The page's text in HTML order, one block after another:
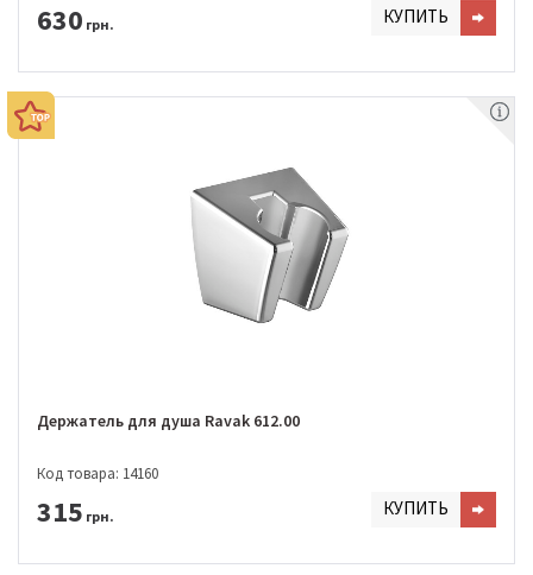
630 грн. КУПИТЬ
Держатель для душа Ravak 612.00
Код товара: 14160
315 грн. КУПИТЬ